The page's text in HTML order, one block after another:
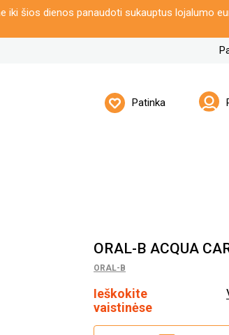
iki šios dienos panaudoti sukauptus lojalumo
Patinka
ORAL-B ACQUA
ORAL-B
Ieškokite
vaistinėse